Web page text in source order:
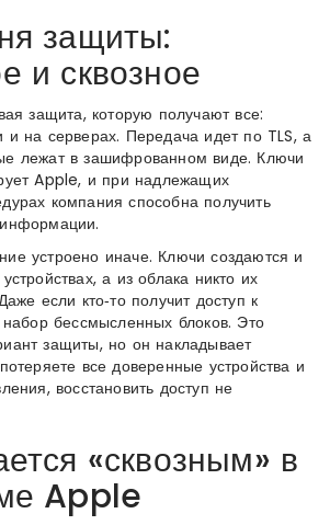
защиты:
и сквозное
защита, которую получают все:
и на серверах. Передача идет по TLS, а
лежат в зашифрованном виде. Ключи
Apple, и при надлежащих
компания способна получить
устроено иначе. Ключи создаются и
а из облака никто их
если кто‑то получит доступ к
бессмысленных блоков. Это
защиты, но он накладывает
все доверенные устройства и
восстановить доступ не
«сквозным» в
Apple